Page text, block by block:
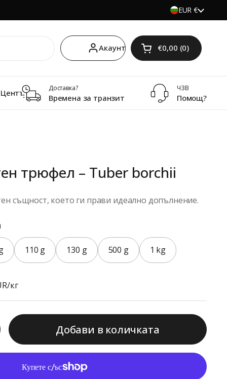
Държава/регион
EUR €
Акаунт Отвори
Количка за
€0,00 0
продукта в
Център за знания
Доставка?
Времена за транзит
ЧЗВ
Помощ?
трюфел – Tuber borchii
същност, което ги прави идеално допълнение.
110 g 130 g 500 g 1 kg
кг
Добави в количката